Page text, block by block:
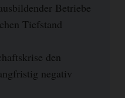
Betriebe
Tiefstand
den
negativ